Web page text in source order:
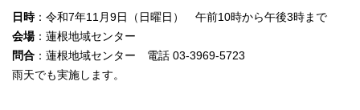
日時：令和7年11月9日（日曜日） 午前10時から午後3時まで
会場：蓮根地域センター
問合 ：蓮根地域センター 電話 03-3969-5723
雨天でも実施します。